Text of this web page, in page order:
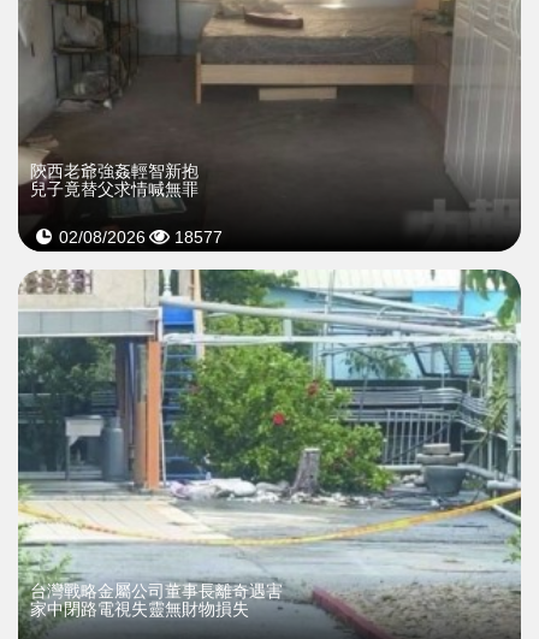
陝西老爺強姦輕智新抱
兒子竟替父求情喊無罪
02/08/2026 18577
台灣戰略金屬公司董事長離奇遇害
家中閉路電視失靈無財物損失